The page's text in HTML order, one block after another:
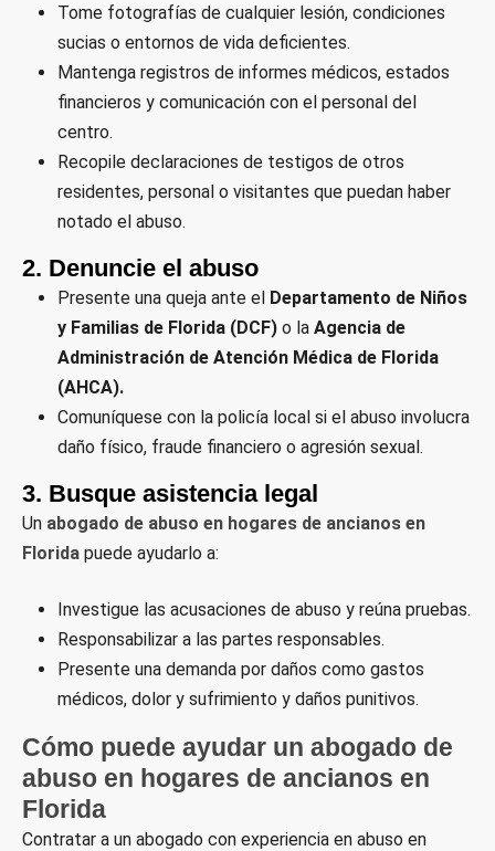
Tome fotografías de cualquier lesión, condiciones
sucias o entornos de vida deficientes.
Mantenga registros de informes médicos, estados
financieros y comunicación con el personal del
centro.
Recopile declaraciones de testigos de otros
residentes, personal o visitantes que puedan haber
notado el abuso.
2. Denuncie el abuso
Presente una queja ante el Departamento de Niños
y Familias de Florida (DCF) o la Agencia de
Administración de Atención Médica de Florida
(AHCA).
Comuníquese con la policía local si el abuso involucra
daño físico, fraude financiero o agresión sexual.
3. Busque asistencia legal
Un abogado de abuso en hogares de ancianos en
Florida puede ayudarlo a:
Investigue las acusaciones de abuso y reúna pruebas.
Responsabilizar a las partes responsables.
Presente una demanda por daños como gastos
médicos, dolor y sufrimiento y daños punitivos.
Cómo puede ayudar un abogado de
abuso en hogares de ancianos en
Florida
Contratar a un abogado con experiencia en abuso en